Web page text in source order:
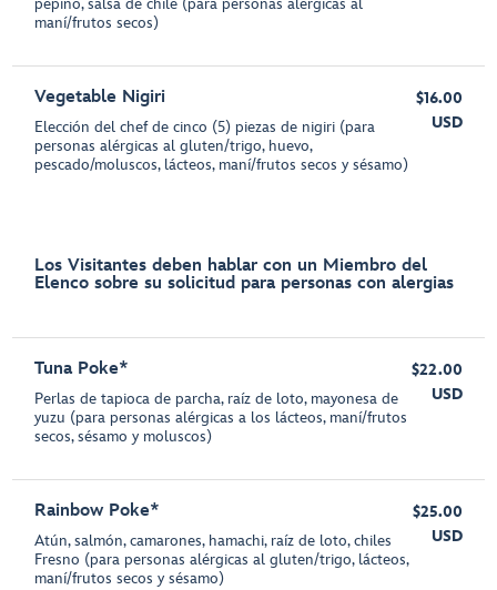
pepino, salsa de chile (para personas alérgicas al
maní/frutos secos)
Vegetable Nigiri
Elección del chef de cinco (5) piezas de nigiri (para
personas alérgicas al gluten/trigo, huevo,
pescado/moluscos, lácteos, maní/frutos secos y sésamo)
$16.00
USD
Los Visitantes deben hablar con un Miembro del
Elenco sobre su solicitud para personas con alergias
Tuna Poke*
Perlas de tapioca de parcha, raíz de loto, mayonesa de
yuzu (para personas alérgicas a los lácteos, maní/frutos
secos, sésamo y moluscos)
$22.00
USD
Rainbow Poke*
Atún, salmón, camarones, hamachi, raíz de loto, chiles
Fresno (para personas alérgicas al gluten/trigo, lácteos,
maní/frutos secos y sésamo)
$25.00
USD